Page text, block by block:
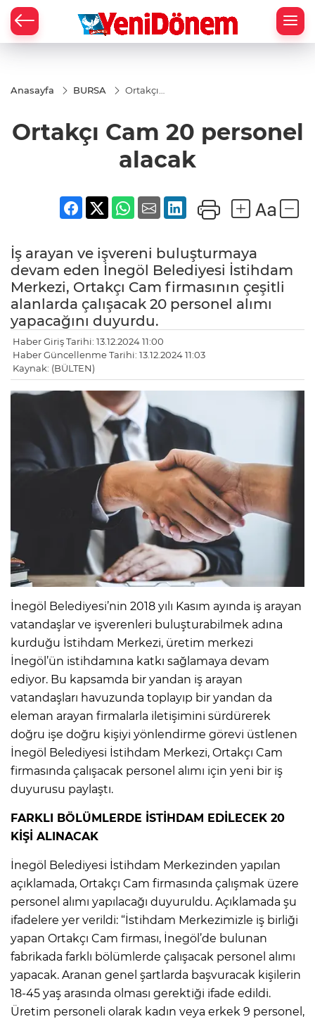
Anasayfa BURSA
Ortakçı
Ortakçı Cam 20 personel
alacak
İş arayan ve işvereni buluşturmaya
devam eden İnegöl Belediyesi İstihdam
Merkezi, Ortakçı Cam firmasının çeşitli
alanlarda çalışacak 20 personel alımı
yapacağını duyurdu.
Haber Giriş Tarihi: 13.12.2024 11:00
Haber Güncellenme Tarihi: 13.12.2024 11:03
Kaynak: (BÜLTEN)
İnegöl Belediyesi’nin 2018 yılı Kasım ayında iş arayan
vatandaşlar ve işverenleri buluşturabilmek adına
kurduğu İstihdam Merkezi, üretim merkezi
İnegöl’ün istihdamına katkı sağlamaya devam
ediyor. Bu kapsamda bir yandan iş arayan
vatandaşları havuzunda toplayıp bir yandan da
eleman arayan firmalarla iletişimini sürdürerek
doğru işe doğru kişiyi yönlendirme görevi üstlenen
İnegöl Belediyesi İstihdam Merkezi, Ortakçı Cam
firmasında çalışacak personel alımı için yeni bir iş
duyurusu paylaştı.
FARKLI BÖLÜMLERDE İSTİHDAM EDİLECEK 20
KİŞİ ALINACAK
İnegöl Belediyesi İstihdam Merkezinden yapılan
açıklamada, Ortakçı Cam firmasında çalışmak üzere
personel alımı yapılacağı duyuruldu. Açıklamada şu
ifadelere yer verildi: “İstihdam Merkezimizle iş birliği
yapan Ortakçı Cam firması, İnegöl’de bulunan
fabrikada farklı bölümlerde çalışacak personel alımı
yapacak. Aranan genel şartlarda başvuracak kişilerin
18-45 yaş arasında olması gerektiği ifade edildi.
Üretim personeli olarak kadın veya erkek 9 personel,